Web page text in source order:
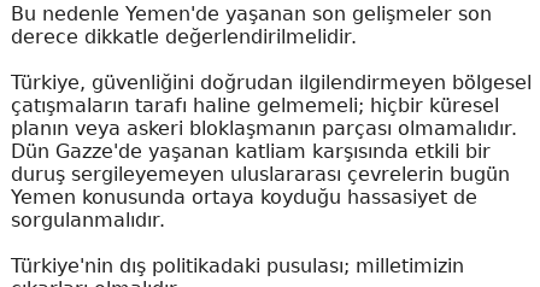
Bu nedenle Yemen'de yaşanan son gelişmeler son
derece dikkatle değerlendirilmelidir.
Türkiye, güvenliğini doğrudan ilgilendirmeyen bölgesel
çatışmaların tarafı haline gelmemeli; hiçbir küresel
planın veya askeri bloklaşmanın parçası olmamalıdır.
Dün Gazze'de yaşanan katliam karşısında etkili bir
duruş sergileyemeyen uluslararası çevrelerin bugün
Yemen konusunda ortaya koyduğu hassasiyet de
sorgulanmalıdır.
Türkiye'nin dış politikadaki pusulası; milletimizin